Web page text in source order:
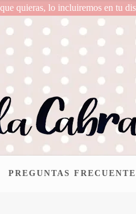
quieras, lo incluiremos en tu
PREGUNTAS